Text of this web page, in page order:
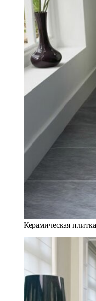
Керамическая плитка